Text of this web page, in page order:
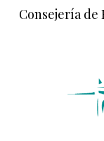
Consejería de